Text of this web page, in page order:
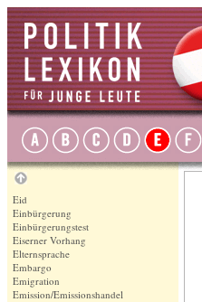
e-card
E-Demokratie
E-Government
E-Partizipation
E-Voting
Egalitär
Ehrenamt
Eid
Einbürgerung
Einbürgerungstest
Eiserner Vorhang
Elternsprache
Embargo
Emigration
Emission/Emissionshandel